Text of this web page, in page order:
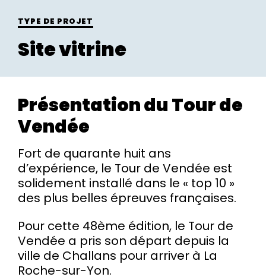
TYPE DE PROJET
Site vitrine
Présentation du Tour de
Vendée
Fort de quarante huit ans
d’expérience, le Tour de Vendée est
solidement installé dans le « top 10 »
des plus belles épreuves françaises.
Pour cette 48ème édition, le Tour de
Vendée a pris son départ depuis la
ville de Challans pour arriver à La
Roche-sur-Yon.